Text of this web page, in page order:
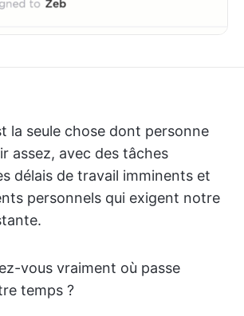
la seule chose dont personne
assez, avec des tâches
délais de travail imminents et
personnels qui exigent notre
vous vraiment où passe
temps ?